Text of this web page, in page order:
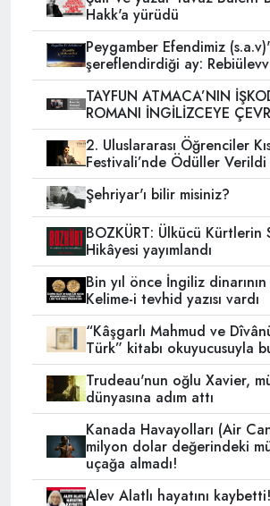
Hakk'a yürüdü
Peygamber Efendimiz
şereflendirdiği ay:
TAYFUN ATMACA’NIN
ROMANI İNGİLİZCEYE
2. Uluslararası Öğrenciler
Festivali’nde Ödüller Verildi
Şehriyar'ı bilir misiniz?
BOZKÜRT: Ülkücü Kürtlerin
Hikâyesi yayımlandı
Bin yıl önce İngiliz
Kelime-i tevhid yazısı vardı
“Kâşgarlı Mahmud ve
Türk” kitabı okuyucusuyla
Trudeau'nun oğlu Xavier,
dünyasına adım attı
Kanada Havayolları (Air
milyon dolar değerindeki
uçağa almadı!
Alev Alatlı hayatını kaybetti!